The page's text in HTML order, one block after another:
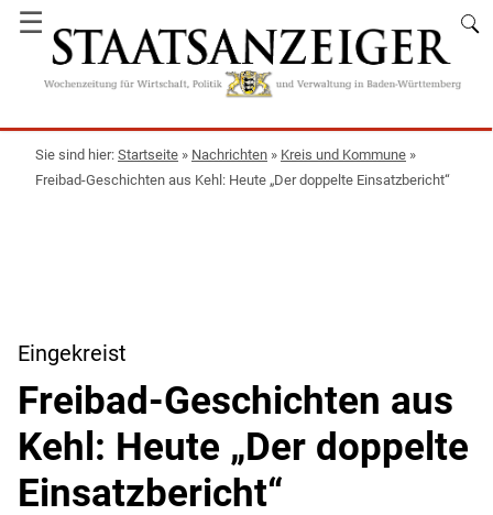
☰
Startseite » Nachrichten » Kreis und Kommune »
Freibad-Geschichten aus Kehl: Heute „Der doppelte Einsatzbericht“
Eingekreist
Freibad-Geschichten aus
Kehl: Heute „Der doppelte
Einsatzbericht“